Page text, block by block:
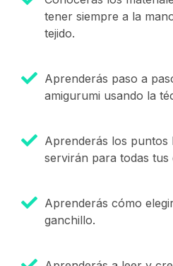
tener siempre a la
tejido.
Aprenderás paso a
amigurumi usando la
Aprenderás los puntos
servirán para todas tus
Aprenderás cómo
ganchillo.